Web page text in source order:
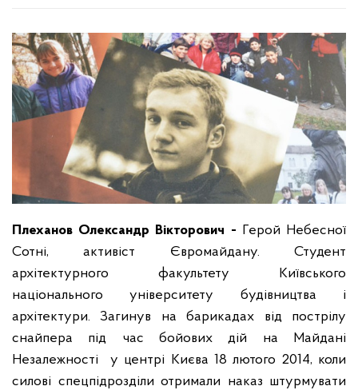
Плеханов Олександр Вікторович - Герой Небесної
Сотні, активіст Євромайдану. Студент
архітектурного факультету Київського
національного університету будівництва і
архітектури. Загинув на барикадах від пострілу
снайпера під час бойових дій на Майдані
Незалежності у центрі Києва 18 лютого 2014, коли
силові спецпідрозділи отримали наказ штурмувати